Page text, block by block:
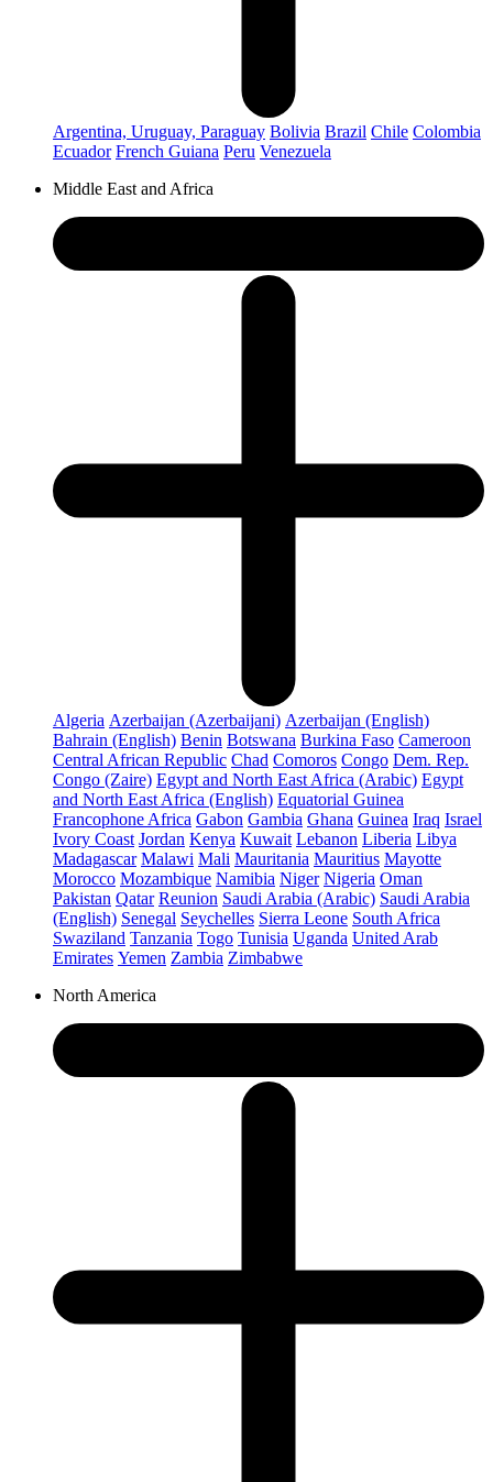
Argentina, Uruguay, Paraguay Bolivia Brazil Chile Colombia
Ecuador French Guiana Peru Venezuela
Middle East and Africa
Algeria Azerbaijan (Azerbaijani) Azerbaijan (English)
Bahrain (English) Benin Botswana Burkina Faso Cameroon
Central African Republic Chad Comoros Congo Dem. Rep.
Congo (Zaire) Egypt and North East Africa (Arabic) Egypt
and North East Africa (English) Equatorial Guinea
Francophone Africa Gabon Gambia Ghana Guinea Iraq Israel
Ivory Coast Jordan Kenya Kuwait Lebanon Liberia Libya
Madagascar Malawi Mali Mauritania Mauritius Mayotte
Morocco Mozambique Namibia Niger Nigeria Oman
Pakistan Qatar Reunion Saudi Arabia (Arabic) Saudi Arabia
(English) Senegal Seychelles Sierra Leone South Africa
Swaziland Tanzania Togo Tunisia Uganda United Arab
Emirates Yemen Zambia Zimbabwe
North America